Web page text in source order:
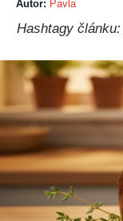
Autor: Pavla
Hashtagy článku: